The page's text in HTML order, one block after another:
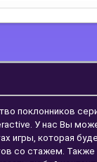
поклонников
У нас Вы
игры, которая
со стажем. Также